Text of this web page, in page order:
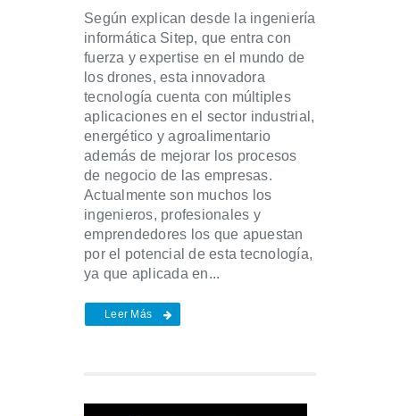
Según explican desde la ingeniería
informática Sitep, que entra con
fuerza y expertise en el mundo de
los drones, esta innovadora
tecnología cuenta con múltiples
aplicaciones en el sector industrial,
energético y agroalimentario
además de mejorar los procesos
de negocio de las empresas.
Actualmente son muchos los
ingenieros, profesionales y
emprendedores los que apuestan
por el potencial de esta tecnología,
ya que aplicada en...
Leer Más